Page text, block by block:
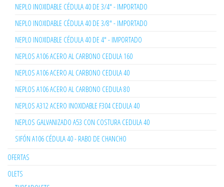
NEPLO INOXIDABLE CÉDULA 40 DE 3/4" - IMPORTADO
NEPLO INOXIDABLE CÉDULA 40 DE 3/8" - IMPORTADO
NEPLO INOXIDABLE CÉDULA 40 DE 4" - IMPORTADO
NEPLOS A106 ACERO AL CARBONO CEDULA 160
NEPLOS A106 ACERO AL CARBONO CEDULA 40
NEPLOS A106 ACERO AL CARBONO CEDULA 80
NEPLOS A312 ACERO INOXIDABLE F304 CEDULA 40
NEPLOS GALVANIZADO A53 CON COSTURA CEDULA 40
SIFÓN A106 CÉDULA 40 - RABO DE CHANCHO
OFERTAS
OLETS